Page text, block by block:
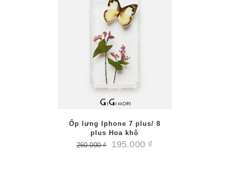
Ốp lưng Iphone 7 plus/ 8
plus Hoa khô
260.000₫ 195.000 ₫